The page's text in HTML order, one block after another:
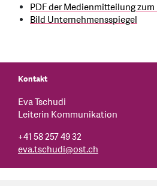
PDF der Medienmitteilung
Bild Unternehmensspiegel
Kontakt
Eva Tschudi
Leiterin Kommunikation
+41 58 257 49 32
eva.tschudi@ost.ch